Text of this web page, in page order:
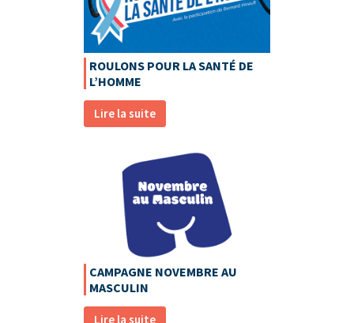
ROULONS POUR LA SANTÉ DE
L’HOMME
Lire la suite
CAMPAGNE NOVEMBRE AU
MASCULIN
Lire la suite